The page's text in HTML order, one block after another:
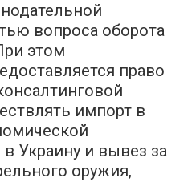
вопроса оборота
этом
право
импорт в
Украину и вывез за
оружия,